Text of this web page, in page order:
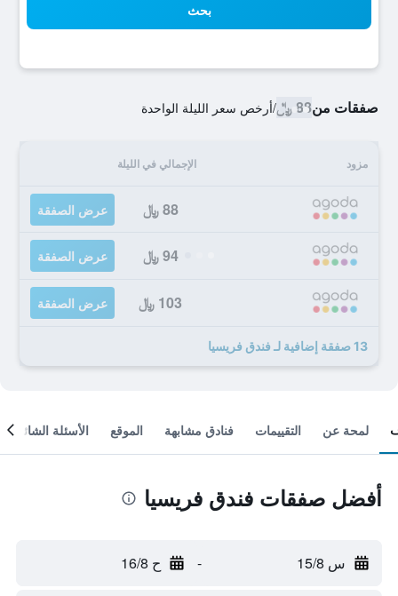
بحث
صفقات من88 ﷼ /أرخص سعر الليلة الواحدة
مزود الإجمالي في الليلة
88 ﷼ عرض الصفقة
94 ﷼ عرض الصفقة
103 ﷼ عرض الصفقة
13 صفقة إضافية لـ فندق فريسيا
لمحة عن التقييمات فنادق مشابهة الموقع الأسئلة الشائعة
أفضل صفقات فندق فريسيا
س 15/8 - ح 16/8